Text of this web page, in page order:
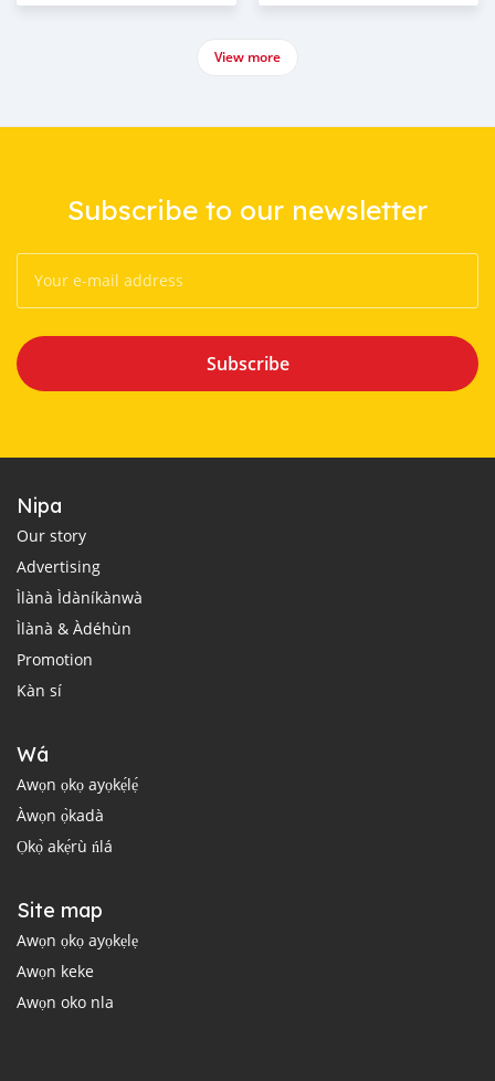
View more
Subscribe to our newsletter
Subscribe
Nipa
Our story
Advertising
Ìlànà Ìdàníkànwà
Ìlànà & Àdéhùn
Promotion
Kàn sí
Wá
Awọn ọkọ ayọkẹ́lẹ́
Àwọn ọ̀kadà
Ọkọ̀ akẹ́rù ńlá
Site map
Awọn ọkọ ayọkẹlẹ
Awọn keke
Awọn oko nla